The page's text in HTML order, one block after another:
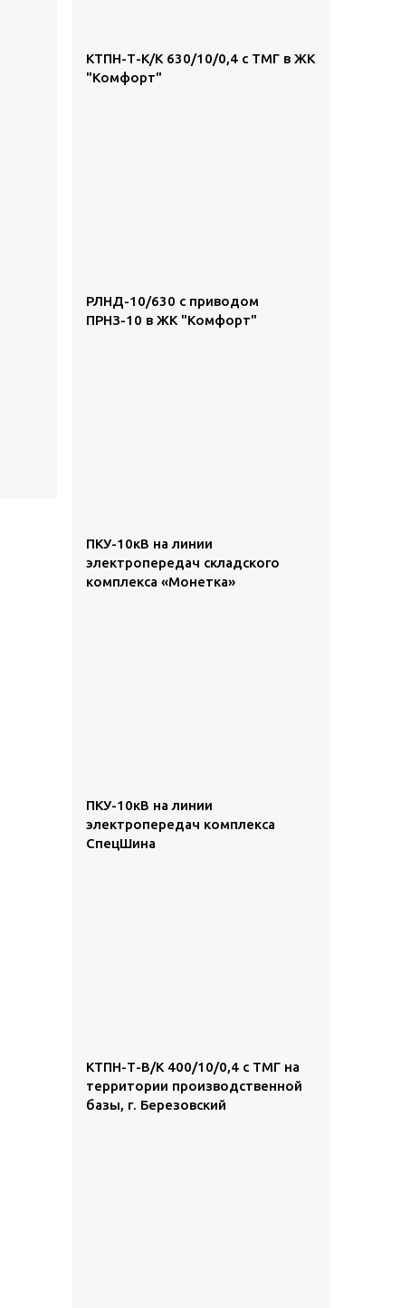
КТПН-Т-К/К 630/10/0,4 с ТМГ в ЖК
"Комфорт"
РЛНД-10/630 с приводом
ПРНЗ-10 в ЖК "Комфорт"
ПКУ-10кВ на линии
электропередач складского
комплекса «Монетка»
ПКУ-10кВ на линии
электропередач комплекса
СпецШина
КТПН-Т-В/К 400/10/0,4 с ТМГ на
территории производственной
базы, г. Березовский